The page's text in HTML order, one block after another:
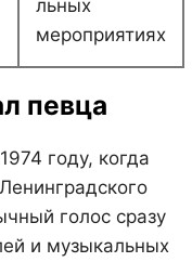
льных
мероприятиях
певца
году, когда
голос сразу
и музыкальных